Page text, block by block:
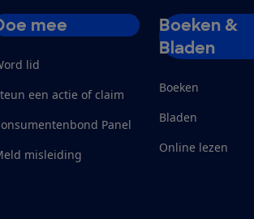
mee
lid
een actie of claim
Panel
misleiding
Boeken &
Bladen
Boeken
Bladen
Online lezen